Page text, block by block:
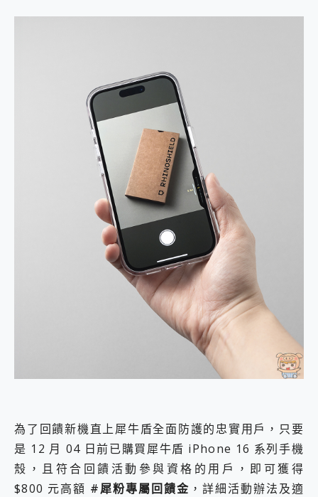
為了回饋新機直上犀牛盾全面防護的忠實用戶，只要
是 12 月 04 日前已購買犀牛盾 iPhone 16 系列手機
殼，且符合回饋活動參與資格的用戶，即可獲得
$800 元高額 #犀粉專屬回饋金 ，詳細活動辦法及適